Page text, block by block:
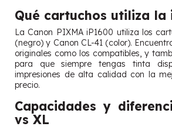
Qué cartuchos utiliza la
La Canon PIXMA iP1600 utiliza los
(negro) y Canon CL-41 (color).
originales como los compatibles, y
para que siempre tengas tinta
impresiones de alta calidad con la
precio.
Capacidades y
vs XL